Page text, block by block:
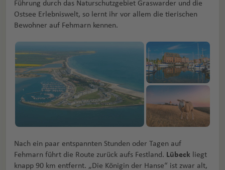
Führung durch das Naturschutzgebiet Graswarder und die
Ostsee Erlebniswelt, so lernt ihr vor allem die tierischen
Bewohner auf Fehmarn kennen.
Nach ein paar entspannten Stunden oder Tagen auf
Fehmarn führt die Route zurück aufs Festland. Lübeck liegt
knapp 90 km entfernt. „Die Königin der Hanse“ ist zwar alt,